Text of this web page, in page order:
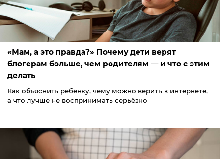
«Мам, а это правда?» Почему дети верят
блогерам больше, чем родителям — и что с этим
делать
Как объяснить ребёнку, чему можно верить в интернете,
а что лучше не воспринимать серьёзно